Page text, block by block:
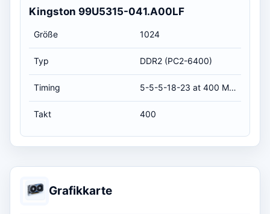
Kingston 99U5315-041.A00LF
Größe 1024
Typ DDR2 (PC2-6400)
Timing 5-5-5-18-23 at 400 MHz, at 1.8 volts (CL-RCD-RP-RAS-RC)
Takt 400
Grafikkarte